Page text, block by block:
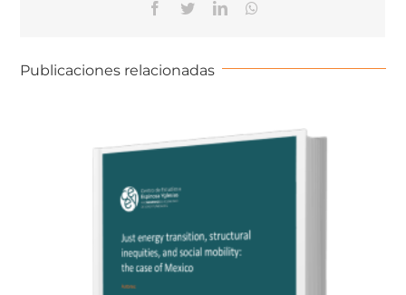
Publicaciones relacionadas